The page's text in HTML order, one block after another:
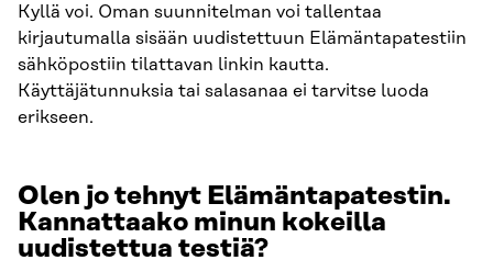
Kyllä voi. Oman suunnitelman voi tallentaa
kirjautumalla sisään uudistettuun Elämäntapatestiin
sähköpostiin tilattavan linkin kautta.
Käyttäjätunnuksia tai salasanaa ei tarvitse luoda
erikseen.
Olen jo tehnyt Elämäntapatestin.
Kannattaako minun kokeilla
uudistettua testiä?